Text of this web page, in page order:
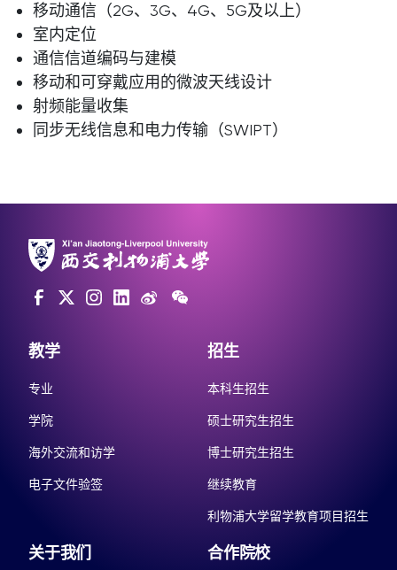
移动通信（2G、3G、4G、5G及以上）
室内定位
通信信道编码与建模
移动和可穿戴应用的微波天线设计
射频能量收集
同步无线信息和电力传输（SWIPT）
教学
专业
学院
海外交流和访学
电子文件验签
招生
本科生招生
硕士研究生招生
博士研究生招生
继续教育
利物浦大学留学教育项目招生
关于我们 合作院校